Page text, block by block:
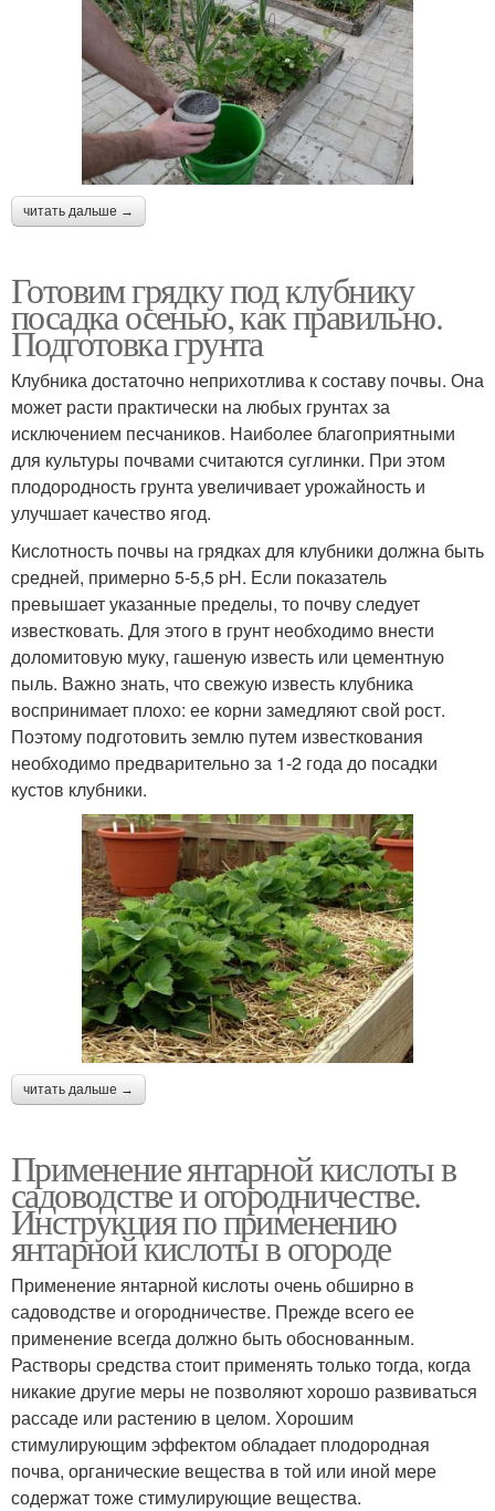
читать дальше →
Готовим грядку под клубнику
посадка осенью, как правильно.
Подготовка грунта
Клубника достаточно неприхотлива к составу почвы. Она
может расти практически на любых грунтах за
исключением песчаников. Наиболее благоприятными
для культуры почвами считаются суглинки. При этом
плодородность грунта увеличивает урожайность и
улучшает качество ягод.
Кислотность почвы на грядках для клубники должна быть
средней, примерно 5-5,5 pH. Если показатель
превышает указанные пределы, то почву следует
известковать. Для этого в грунт необходимо внести
доломитовую муку, гашеную известь или цементную
пыль. Важно знать, что свежую известь клубника
воспринимает плохо: ее корни замедляют свой рост.
Поэтому подготовить землю путем известкования
необходимо предварительно за 1-2 года до посадки
кустов клубники.
читать дальше →
Применение янтарной кислоты в
садоводстве и огородничестве.
Инструкция по применению
янтарной кислоты в огороде
Применение янтарной кислоты очень обширно в
садоводстве и огородничестве. Прежде всего ее
применение всегда должно быть обоснованным.
Растворы средства стоит применять только тогда, когда
никакие другие меры не позволяют хорошо развиваться
рассаде или растению в целом. Хорошим
стимулирующим эффектом обладает плодородная
почва, органические вещества в той или иной мере
содержат тоже стимулирующие вещества.